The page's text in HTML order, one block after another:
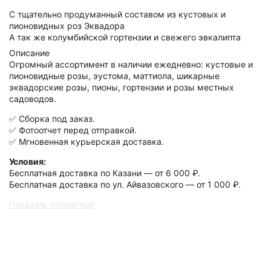
С тщательно продуманный составом из кустовых и
пионовидных роз Эквадора
А так же колумбийской гортензии и свежего эвкалипта
Описание
Огромный ассортимент в наличии ежедневно: кустовые и
пионовидные розы, эустома, маттиола, шикарные
эквадорские розы, пионы, гортензии и розы местных
садоводов.
✅ Сборка под заказ.
✅ Фотоотчет перед отправкой.
✅ Мгновенная курьерская доставка.
Условия:
Бесплатная доставка по Казани — от 6 000 ₽.
Бесплатная доставка по ул. Айвазовского — от 1 000 ₽.
Показать полностью